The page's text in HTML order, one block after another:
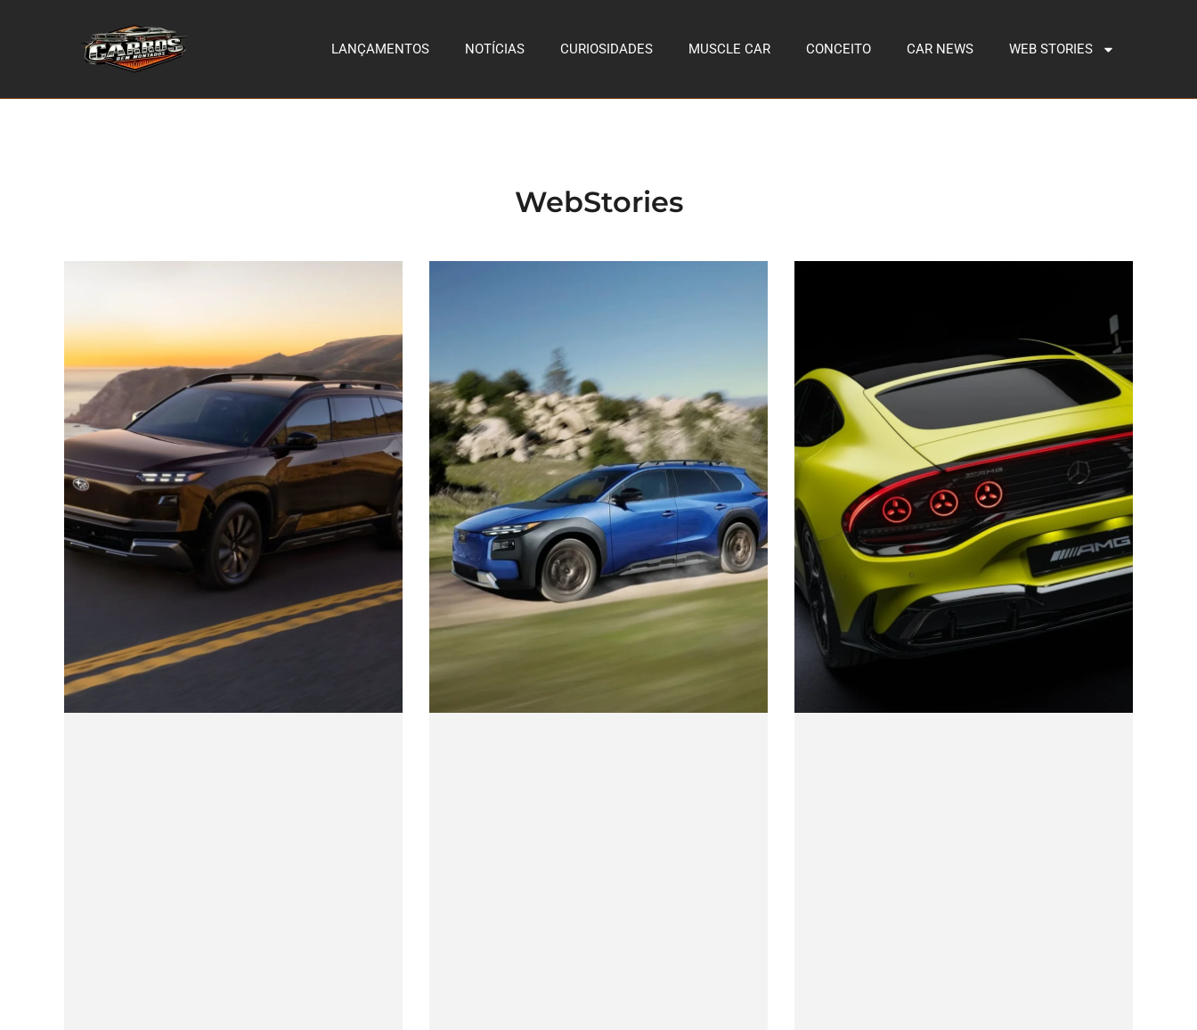
LANÇAMENTOS NOTÍCIAS CURIOSIDADES MUSCLE CAR CONCEITO CAR NEWS WEB STORIES
WebStories